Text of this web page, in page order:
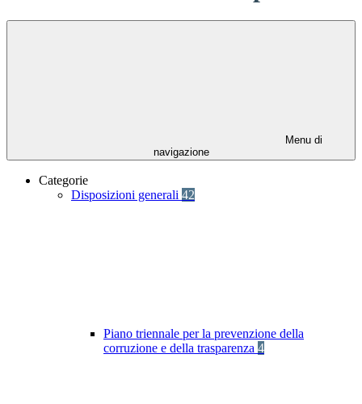
Menu di
navigazione
Categorie
Disposizioni generali 42
Piano triennale per la prevenzione della
corruzione e della trasparenza 4